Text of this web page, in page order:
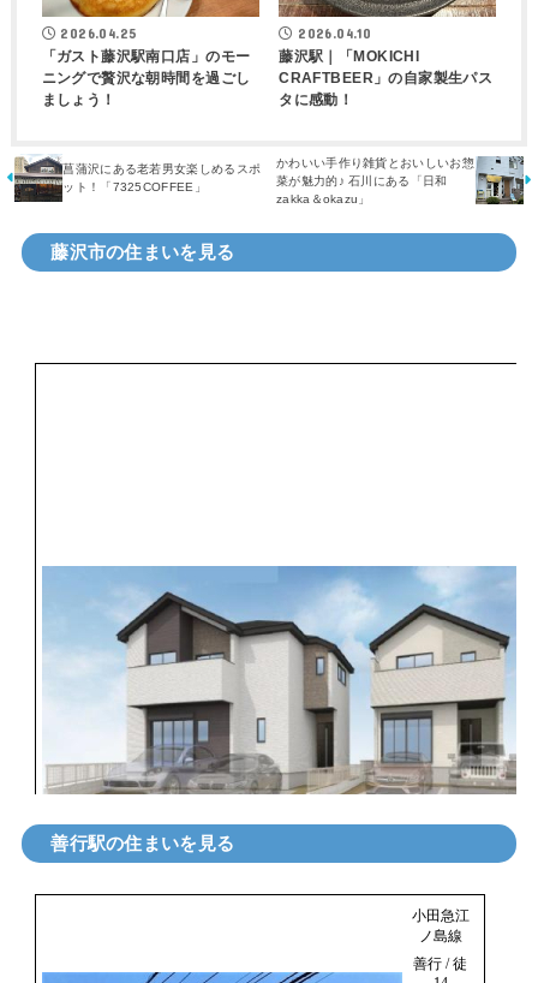
2026.04.25
「ガスト藤沢駅南口店」のモー
ニングで贅沢な朝時間を過ごし
ましょう！
2026.04.10
藤沢駅｜「MOKICHI
CRAFTBEER」の自家製生パス
タに感動！
菖蒲沢にある老若男女楽しめるスポ
ット！「7325COFFEE」
かわいい手作り雑貨とおいしいお惣
菜が魅力的♪ 石川にある「日和
zakka＆okazu」
藤沢市の住まいを見る
善行駅の住まいを見る